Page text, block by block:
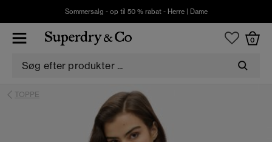
Sommersalg - op til 50 % rabat - Herre| Dame
0
TOPPE